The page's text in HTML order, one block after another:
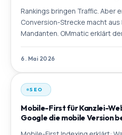
Rankings bringen Traffic. Aber
Conversion-Strecke macht aus
Mandanten. OMmatic erklärt
zeigt, was ein volls
6. Mai 2026
SEO
Mobile-First für Kanzlei-
Google die mobile Version